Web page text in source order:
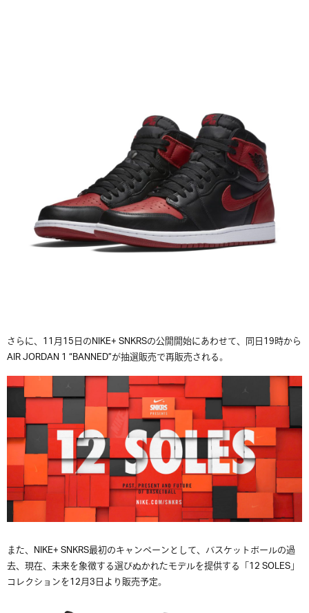
さらに、11月15日のNIKE+ SNKRSの公開開始にあわせて、同日19時から
AIR JORDAN 1 “BANNED”が抽選販売で再販売される。
また、NIKE+ SNKRS最初のキャンペーンとして、バスケットボールの過
去、現在、未来を象徴する選びぬかれたモデルを提供する「12 SOLES」
コレクションを12月3日より販売予定。